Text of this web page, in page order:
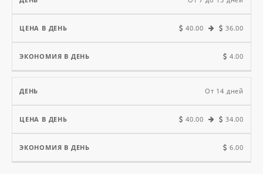
40.00 36.00
4.00
От 14 дней
40.00 34.00
6.00